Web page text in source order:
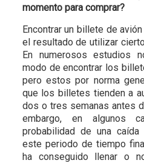
momento para comprar?
Encontrar un billete de
el resultado de utilizar
En numerosos estudios
modo de encontrar los
pero estos por norma
que los billetes tienden a
dos o tres semanas antes
embargo, en algunos
probabilidad de una
este periodo de tiempo
ha conseguido llenar o